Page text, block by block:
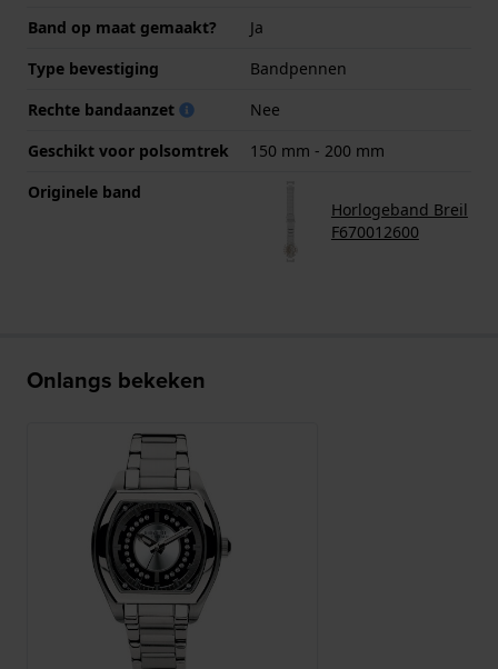
Band op maat gemaakt?
Ja
Type bevestiging
Bandpennen
Rechte bandaanzet
Nee
Geschikt voor polsomtrek
150 mm - 200 mm
Originele band
Horlogeband Breil
F670012600
Onlangs bekeken